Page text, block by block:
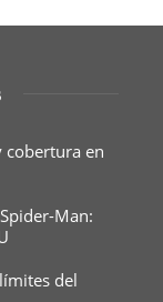
cobertura en
Man:
del